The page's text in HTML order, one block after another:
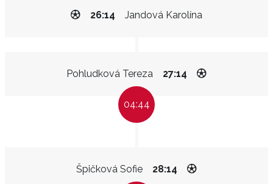
Jandová Karolína
26:14
Pohludková Tereza 27:14
04:44
Špičková Sofie 28:14